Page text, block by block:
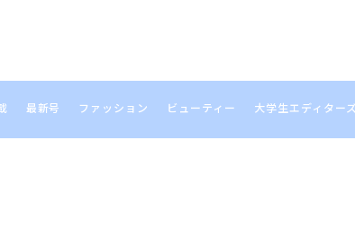
最新号 ファッション ビューティー 大学生エディターズ